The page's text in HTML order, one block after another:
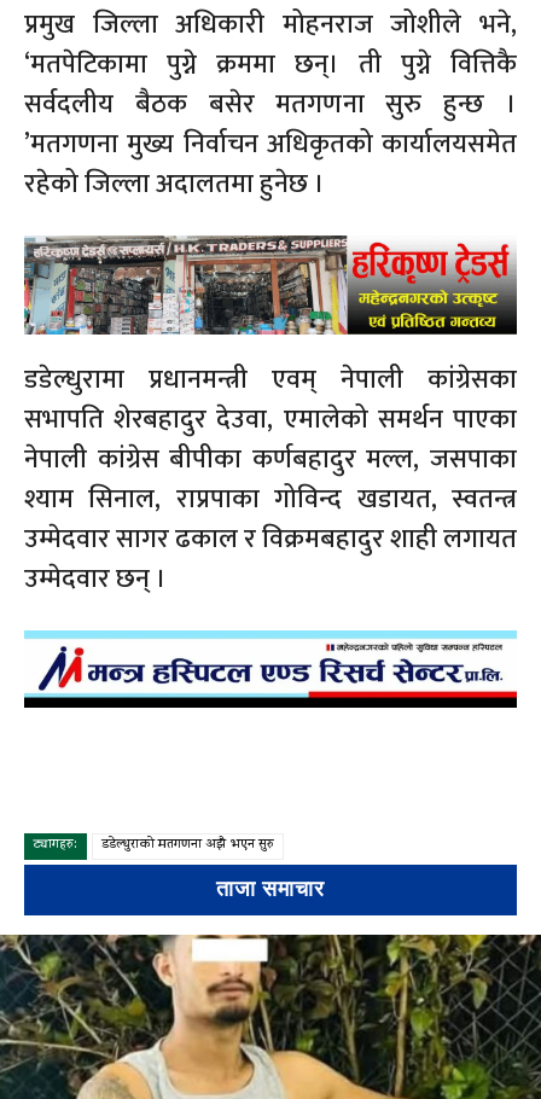
प्रमुख जिल्ला अधिकारी मोहनराज जोशीले भने,
‘मतपेटिकामा पुग्ने क्रममा छन्। ती पुग्ने वित्तिकै
सर्वदलीय बैठक बसेर मतगणना सुरु हुन्छ ।
’मतगणना मुख्य निर्वाचन अधिकृतको कार्यालयसमेत
रहेको जिल्ला अदालतमा हुनेछ ।
डडेल्धुरामा प्रधानमन्त्री एवम् नेपाली कांग्रेसका
सभापति शेरबहादुर देउवा, एमालेको समर्थन पाएका
नेपाली कांग्रेस बीपीका कर्णबहादुर मल्ल, जसपाका
श्याम सिनाल, राप्रपाका गोविन्द खडायत, स्वतन्त्र
उम्मेदवार सागर ढकाल र विक्रमबहादुर शाही लगायत
उम्मेदवार छन् ।
ट्यागहरु: डडेल्धुराको मतगणना अझै भएन सुरु
ताजा समाचार